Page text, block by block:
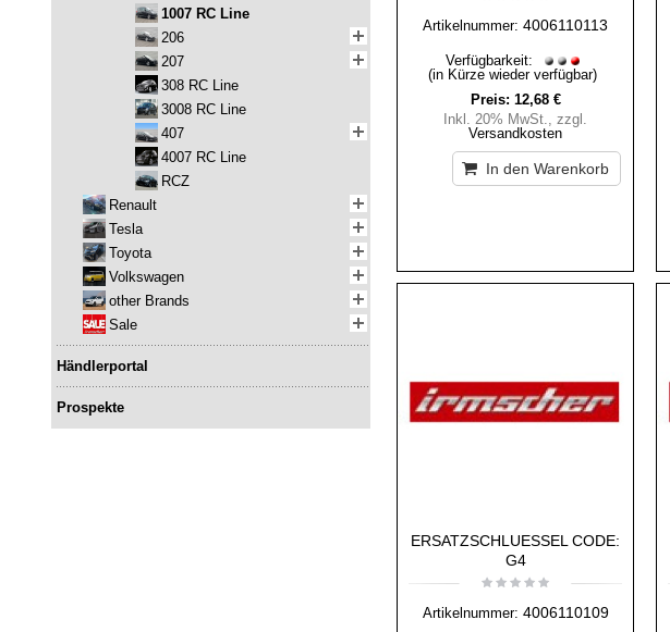
Artikelnummer: 4006110113
Verfügbarkeit:
(in Kürze wieder verfügbar)
Preis: 12,68 €
Inkl. 20% MwSt.
,zzgl.
Versandkosten
In den Warenkorb
ERSATZSCHLUESSEL CODE:
G4
Artikelnummer: 4006110109
1007 RC Line
206
207
308 RC Line
3008 RC Line
407
4007 RC Line
RCZ
Renault
Tesla
Toyota
Volkswagen
other Brands
Sale
Händlerportal
Prospekte